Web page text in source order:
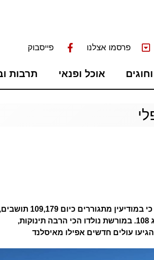
פרסמו אצלנו פייסבוק
אוכל ופנאי תרבות
נתוני האוכלוסין העדכניים מראים כי במודיעין מתגוררים כיום 109,179 תושבים,
כאשר המבוגר ביותר מביניהם חגג 108. במורשת נולדו הכי הרבה תינוקות,
עולים חדשים אפילו מאיסלנד